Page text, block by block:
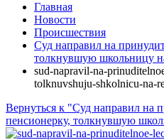
Главная
Новости
Происшествия
Суд направил на
толкнувшую школьницу
sud-napravil-na-
tolknuvshuju-shkolnicu-na-
Вернуться к "Суд направил на
пенсионерку, толкнувшую